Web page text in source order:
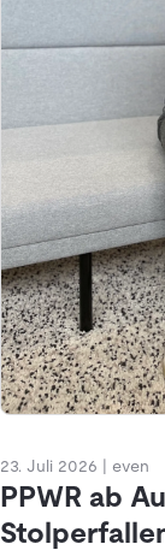
23. Juli 2026 even
PPWR ab